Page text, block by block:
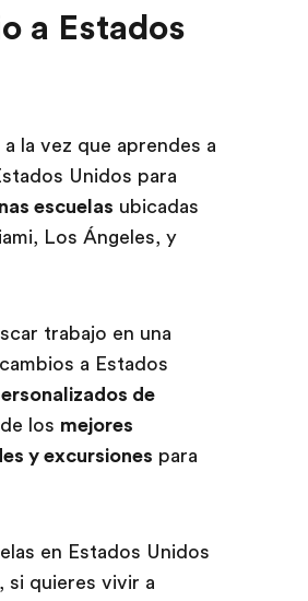
a Estados
la vez que aprendes a
Unidos para
escuelas ubicadas
Los Ángeles, y
trabajo en una
a Estados
de
los mejores
y excursiones para
en Estados Unidos
si quieres vivir a